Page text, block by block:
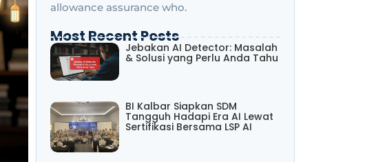
allowance assurance who.
Most Recent Posts
Jebakan AI Detector: Masalah
& Solusi yang Perlu Anda Tahu
BI Kalbar Siapkan SDM
Tangguh Hadapi Era AI Lewat
Sertifikasi Bersama LSP AI